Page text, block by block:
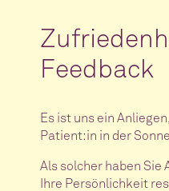
Feedback
Es ist uns ein
Patient:in in der
Als solcher haben Sie
Ihre Persönlichkeit